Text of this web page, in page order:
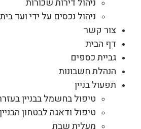
ניהול דירות שכורות
ניהול נכסים על ידי ועד בית
צור קשר
דף הבית
גביית כספים
הנהלת חשבונות
תפעול בניין
טיפול בחשמל בבניין
טיפול ודאגה לבטחון הבניין
מעלית שבת